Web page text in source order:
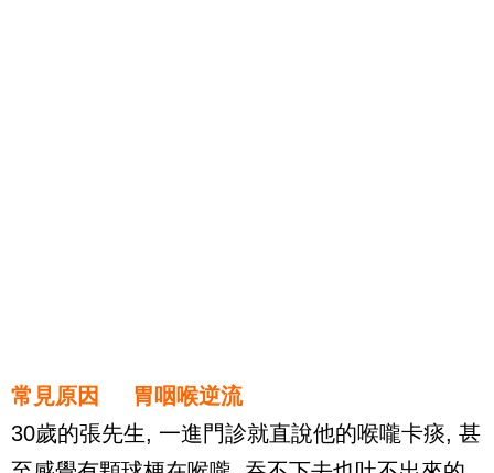
常見原因 胃咽喉逆流
30歲的張先生, 一進門診就直說他的喉嚨卡痰, 甚